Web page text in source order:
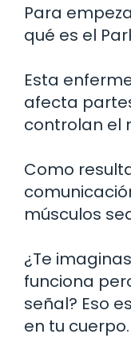
Para
qué es el
Esta
afecta
controlan el
Como
músculos
¿Te
funciona
señal? Eso
en tu cuerpo.